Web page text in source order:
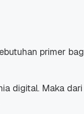
primer
digital. Maka